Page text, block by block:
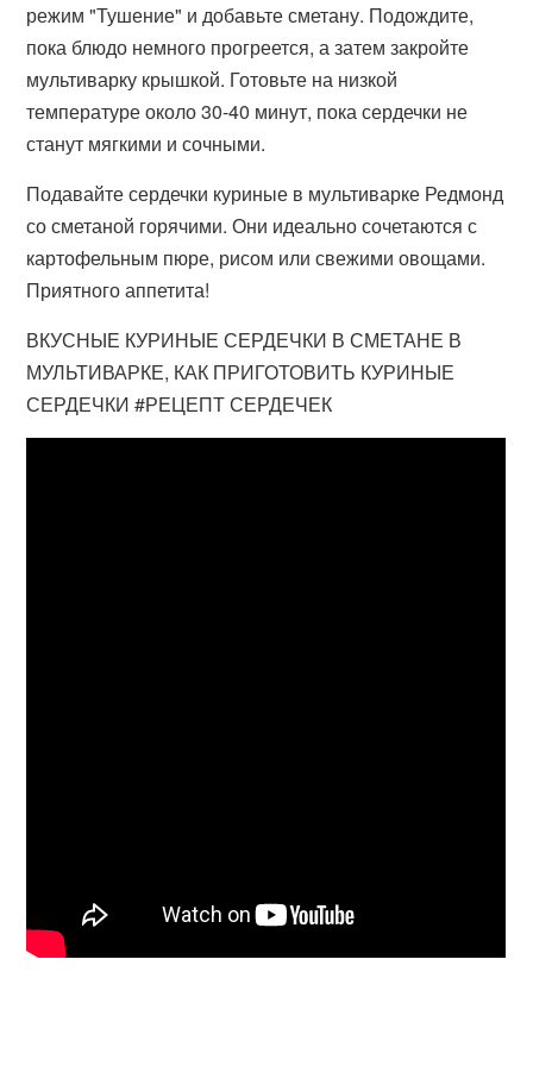
режим "Тушение" и добавьте сметану. Подождите,
пока блюдо немного прогреется, а затем закройте
мультиварку крышкой. Готовьте на низкой
температуре около 30-40 минут, пока сердечки не
станут мягкими и сочными.
Подавайте сердечки куриные в мультиварке Редмонд
со сметаной горячими. Они идеально сочетаются с
картофельным пюре, рисом или свежими овощами.
Приятного аппетита!
ВКУСНЫЕ КУРИНЫЕ СЕРДЕЧКИ В СМЕТАНЕ В
МУЛЬТИВАРКЕ, КАК ПРИГОТОВИТЬ КУРИНЫЕ
СЕРДЕЧКИ #РЕЦЕПТ СЕРДЕЧЕК